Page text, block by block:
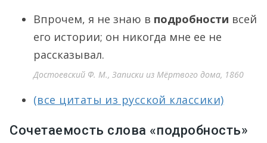
Впрочем, я не знаю в подробности всей
его истории; он никогда мне ее не
рассказывал.
Достоевский Ф. М., Записки из Мёртвого дома, 1860
(все цитаты из русской классики)
Сочетаемость слова «подробность»